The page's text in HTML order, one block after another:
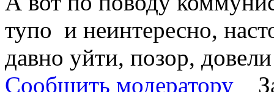
тупо и неинтересно,
давно уйти, позор,
Сообщить модератору